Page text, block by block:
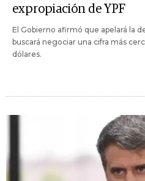
expropiación de YPF
El Gobierno afirmó que apelará la
buscará negociar una cifra más
dólares.